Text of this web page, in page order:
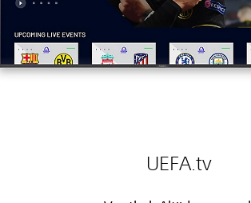
UEFA.tv